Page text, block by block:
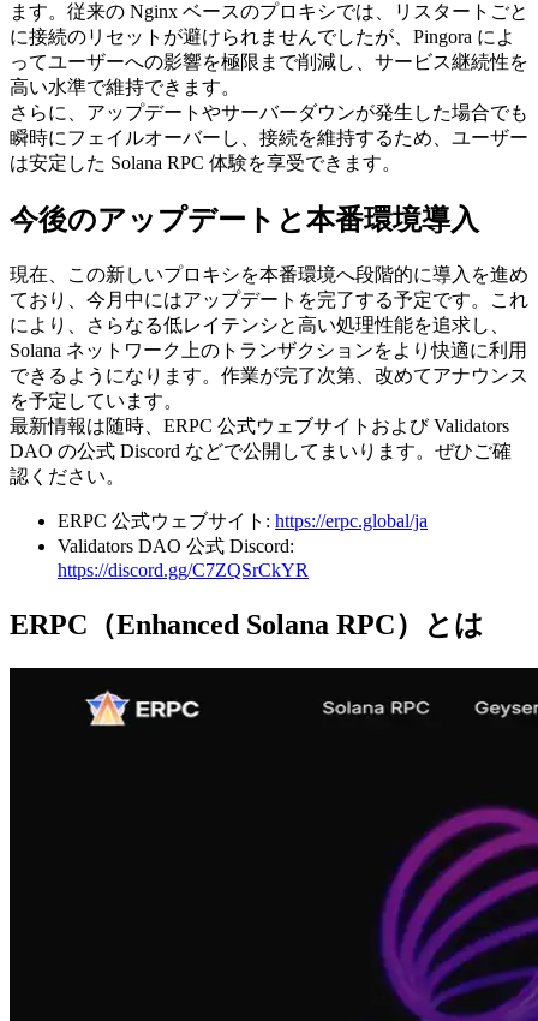
ます。従来の Nginx ベースのプロキシでは、リスタートごと
に接続のリセットが避けられませんでしたが、Pingora によ
ってユーザーへの影響を極限まで削減し、サービス継続性を
高い水準で維持できます。
さらに、アップデートやサーバーダウンが発生した場合でも
瞬時にフェイルオーバーし、接続を維持するため、ユーザー
は安定した Solana RPC 体験を享受できます。
今後のアップデートと本番環境導入
現在、この新しいプロキシを本番環境へ段階的に導入を進め
ており、今月中にはアップデートを完了する予定です。これ
により、さらなる低レイテンシと高い処理性能を追求し、
Solana ネットワーク上のトランザクションをより快適に利用
できるようになります。作業が完了次第、改めてアナウンス
を予定しています。
最新情報は随時、ERPC 公式ウェブサイトおよび Validators
DAO の公式 Discord などで公開してまいります。ぜひご確
認ください。
ERPC 公式ウェブサイト: https://erpc.global/ja
Validators DAO 公式 Discord:
https://discord.gg/C7ZQSrCkYR
ERPC（Enhanced Solana RPC）とは